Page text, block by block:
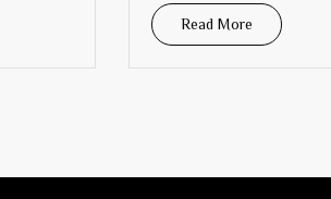
Read More